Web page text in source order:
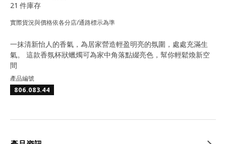
21 件庫存
實際貨況與價格依各分店/通路標示為準
一抹清新怡人的香氣，為居家營造輕盈明亮的氛圍，處處充滿生
氣。 這款香氛杯狀蠟燭可為家中角落點綴亮色，幫你輕鬆煥新空
間
產品編號
806.083.44